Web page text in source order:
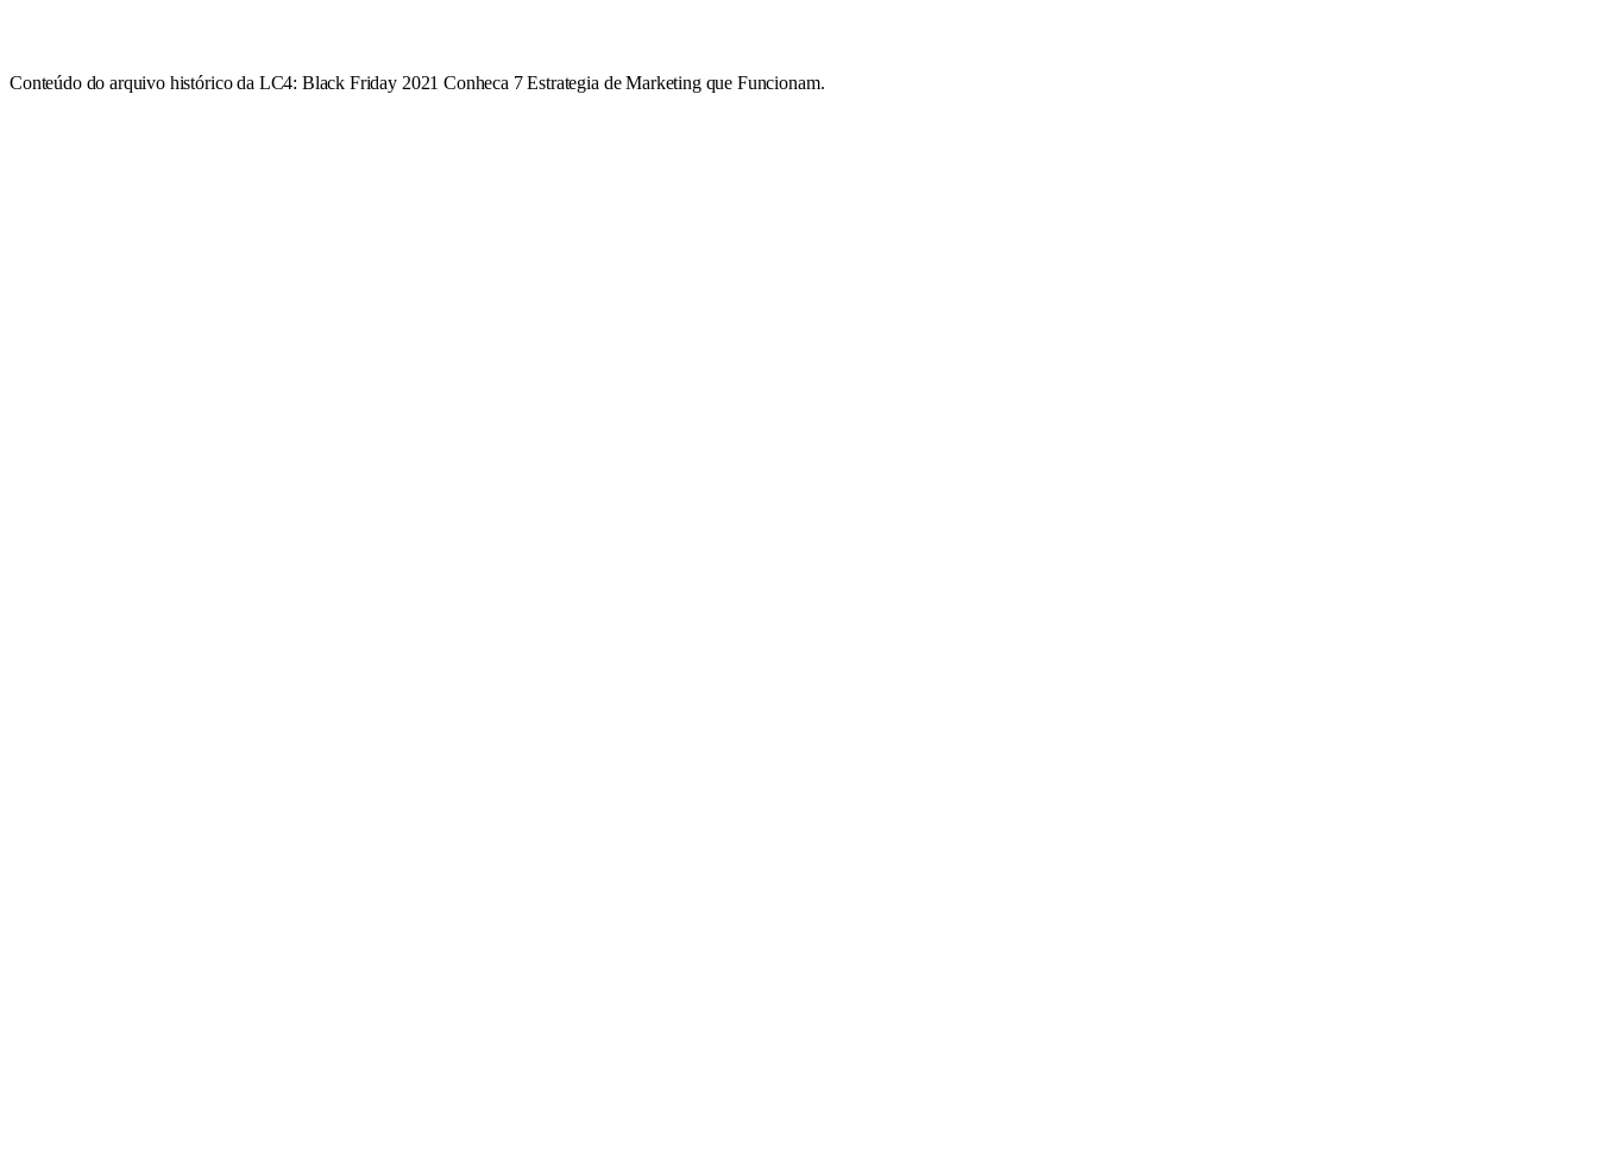
Conteúdo do arquivo histórico da LC4: Black Friday 2021 Conheca 7 Estrategia de Marketing que Funcionam.